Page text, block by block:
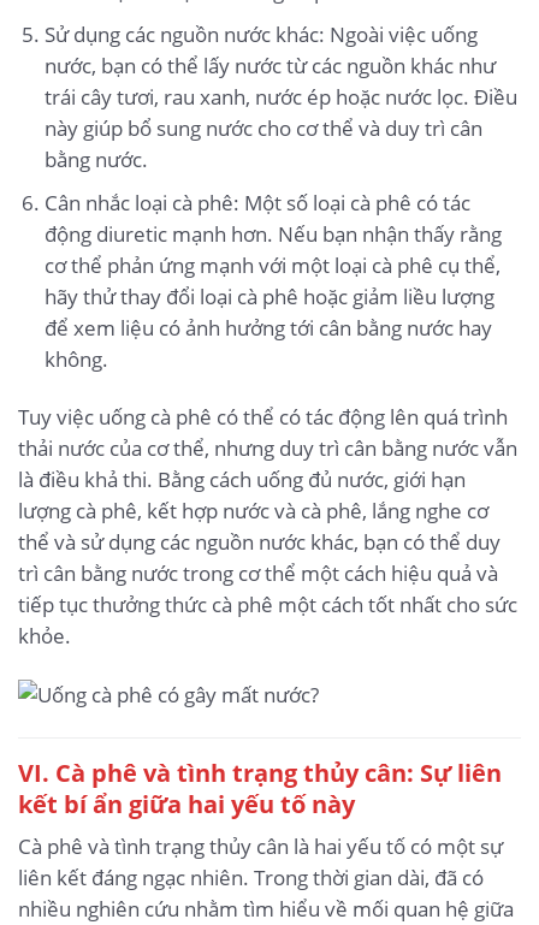
Sử dụng các nguồn nước khác: Ngoài việc uống
nước, bạn có thể lấy nước từ các nguồn khác như
trái cây tươi, rau xanh, nước ép hoặc nước lọc. Điều
này giúp bổ sung nước cho cơ thể và duy trì cân
bằng nước.
Cân nhắc loại cà phê: Một số loại cà phê có tác
động diuretic mạnh hơn. Nếu bạn nhận thấy rằng
cơ thể phản ứng mạnh với một loại cà phê cụ thể,
hãy thử thay đổi loại cà phê hoặc giảm liều lượng
để xem liệu có ảnh hưởng tới cân bằng nước hay
không.
Tuy việc uống cà phê có thể có tác động lên quá trình
thải nước của cơ thể, nhưng duy trì cân bằng nước vẫn
là điều khả thi. Bằng cách uống đủ nước, giới hạn
lượng cà phê, kết hợp nước và cà phê, lắng nghe cơ
thể và sử dụng các nguồn nước khác, bạn có thể duy
trì cân bằng nước trong cơ thể một cách hiệu quả và
tiếp tục thưởng thức cà phê một cách tốt nhất cho sức
khỏe.
VI. Cà phê và tình trạng thủy cân: Sự liên
kết bí ẩn giữa hai yếu tố này
Cà phê và tình trạng thủy cân là hai yếu tố có một sự
liên kết đáng ngạc nhiên. Trong thời gian dài, đã có
nhiều nghiên cứu nhằm tìm hiểu về mối quan hệ giữa